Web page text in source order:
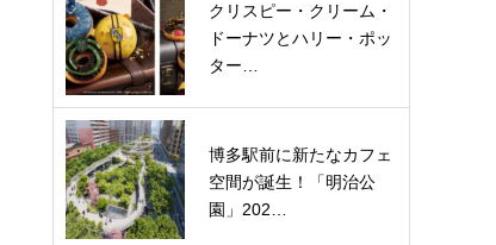
クリスピー・クリーム・
ドーナツとハリー・ポッ
ター…
博多駅前に新たなカフェ
空間が誕生！「明治公
園」202…